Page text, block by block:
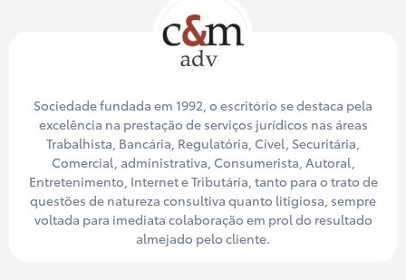
Sociedade fundada em 1992, o escritório se destaca pela
excelência na prestação de serviços jurídicos nas áreas
Trabalhista, Bancária, Regulatória, Cível, Securitária,
Comercial, administrativa, Consumerista, Autoral,
Entretenimento, Internet e Tributária, tanto para o trato de
questões de natureza consultiva quanto litigiosa, sempre
voltada para imediata colaboração em prol do resultado
almejado pelo cliente.